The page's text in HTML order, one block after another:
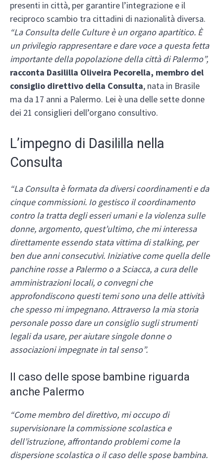
presenti in città, per garantire l’integrazione e il
reciproco scambio tra cittadini di nazionalità diversa.
“La Consulta delle Culture è un organo apartitico. È
un privilegio rappresentare e dare voce a questa fetta
importante della popolazione della città di Palermo”,
racconta Dasililla Oliveira Pecorella, membro del
consiglio direttivo della Consulta, nata in Brasile
ma da 17 anni a Palermo. Lei è una delle sette donne
dei 21 consiglieri dell’organo consultivo.
L’impegno di Dasililla nella
Consulta
“La Consulta è formata da diversi coordinamenti e da
cinque commissioni. Io gestisco il coordinamento
contro la tratta degli esseri umani e la violenza sulle
donne, argomento, quest’ultimo, che mi interessa
direttamente essendo stata vittima di stalking, per
ben due anni consecutivi. Iniziative come quella delle
panchine rosse a Palermo o a Sciacca, a cura delle
amministrazioni locali, o convegni che
approfondiscono questi temi sono una delle attività
che spesso mi impegnano. Attraverso la mia storia
personale posso dare un consiglio sugli strumenti
legali da usare, per aiutare singole donne o
associazioni impegnate in tal senso”.
Il caso delle spose bambine riguarda
anche Palermo
“Come membro del direttivo, mi occupo di
supervisionare la commissione scolastica e
dell’istruzione, affrontando problemi come la
dispersione scolastica o il caso delle spose bambina.